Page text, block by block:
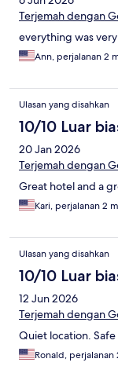
Terjemah dengan
everything was
Ann, perjalanan 2
Ulasan yang disahkan
10/10 Luar
20 Jan 2026
Terjemah dengan
Great hotel and a
Kari, perjalanan 2
Ulasan yang disahkan
10/10 Luar
12 Jun 2026
Terjemah dengan
Quiet location.
Ronald, perjalanan